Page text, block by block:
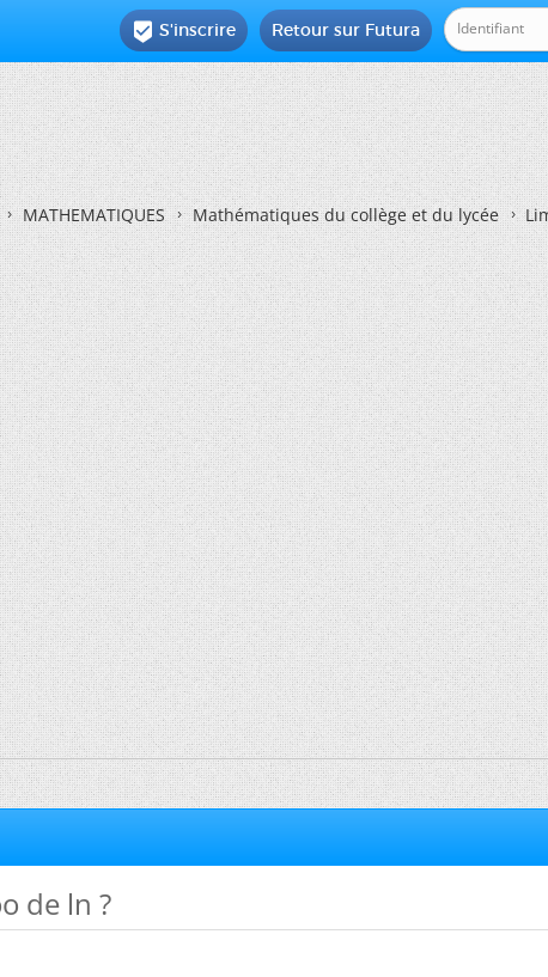
Retour sur Futura
 S'inscrire
MATHEMATIQUES Mathématiques du collège et du lycée
de ln ?